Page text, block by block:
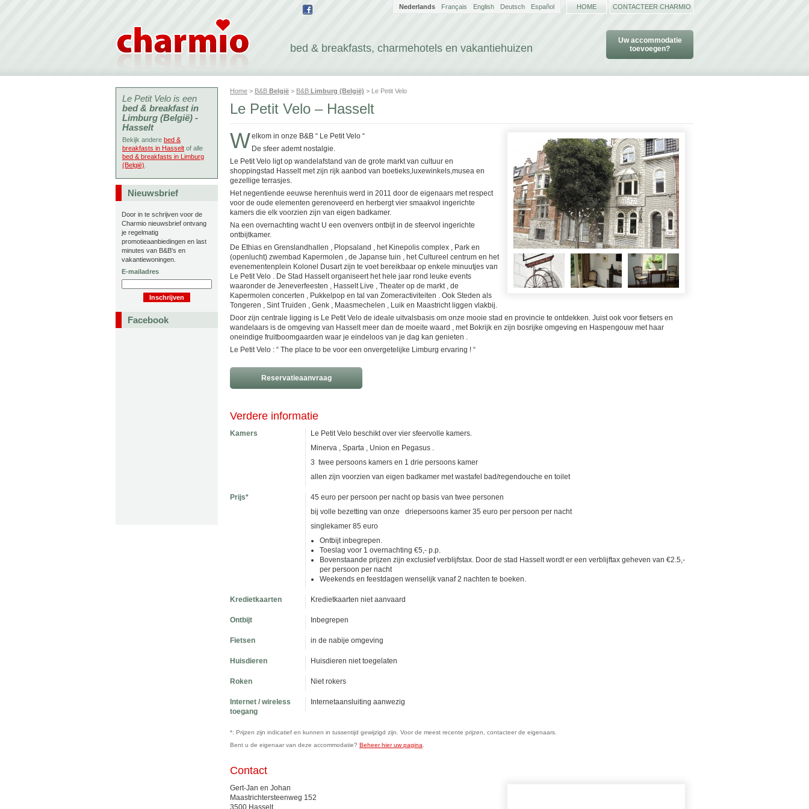
bed & breakfasts, charmehotels en vakantiehuizen
Uw accommodatie
toevoegen?
Nederlands Français English Deutsch Español HOME CONTACTEER CHARMIO
Home > B&B België > B&B Limburg (België) > Le Petit Velo
Le Petit Velo – Hasselt
Welkom in onze B&B “ Le Petit Velo “
De sfeer ademt nostalgie.
Le Petit Velo ligt op wandelafstand van de grote markt van cultuur en
shoppingstad Hasselt met zijn rijk aanbod van boetieks,luxewinkels,musea en
gezellige terrasjes.
Het negentiende eeuwse herenhuis werd in 2011 door de eigenaars met respect
voor de oude elementen gerenoveerd en herbergt vier smaakvol ingerichte
kamers die elk voorzien zijn van eigen badkamer.
Na een overnachting wacht U een ovenvers ontbijt in de sfeervol ingerichte
ontbijtkamer.
De Ethias en Grenslandhallen , Plopsaland , het Kinepolis complex , Park en
(openlucht) zwembad Kapermolen , de Japanse tuin , het Cultureel centrum en het
evenementenplein Kolonel Dusart zijn te voet bereikbaar op enkele minuutjes van
Le Petit Velo . De Stad Hasselt organiseert het hele jaar rond leuke events
waaronder de Jeneverfeesten , Hasselt Live , Theater op de markt , de
Kapermolen concerten , Pukkelpop en tal van Zomeractiviteiten . Ook Steden als
Tongeren , Sint Truiden , Genk , Maasmechelen , Luik en Maastricht liggen vlakbij.
Door zijn centrale ligging is Le Petit Velo de ideale uitvalsbasis om onze mooie stad en provincie te ontdekken. Juist ook voor fietsers en
wandelaars is de omgeving van Hasselt meer dan de moeite waard , met Bokrijk en zijn bosrijke omgeving en Haspengouw met haar
oneindige fruitboomgaarden waar je eindeloos van je dag kan genieten .
Le Petit Velo : “ The place to be voor een onvergetelijke Limburg ervaring ! “
Reservatieaanvraag
Verdere informatie
Kamers
Le Petit Velo beschikt over vier sfeervolle kamers.
Minerva , Sparta , Union en Pegasus .
3 twee persoons kamers en 1 drie persoons kamer
allen zijn voorzien van eigen badkamer met wastafel bad/regendouche en toilet
Prijs*
45 euro per persoon per nacht op basis van twee personen
bij volle bezetting van onze driepersoons kamer 35 euro per persoon per nacht
singlekamer 85 euro
Ontbijt inbegrepen.
Toeslag voor 1 overnachting €5,- p.p.
Bovenstaande prijzen zijn exclusief verblijfstax. Door de stad Hasselt wordt er een verblijftax geheven van €2.5,-
per persoon per nacht
Weekends en feestdagen wenselijk vanaf 2 nachten te boeken.
Kredietkaarten Kredietkaarten niet aanvaard
Ontbijt Inbegrepen
Fietsen in de nabije omgeving
Huisdieren Huisdieren niet toegelaten
Roken Niet rokers
Internet / wireless
toegang
Internetaansluiting aanwezig
*: Prijzen zijn indicatief en kunnen in tussentijd gewijzigd zijn. Voor de meest recente prijzen, contacteer de eigenaars.
Bent u de eigenaar van deze accommodatie? Beheer hier uw pagina
Contact
Gert-Jan en Johan
Maastrichtersteenweg 152
3500 Hasselt
Le Petit Velo is een
bed & breakfast in
Limburg (België) -
Hasselt
Bekijk andere bed &
breakfasts in Hasselt of alle
bed & breakfasts in Limburg
(België)
Nieuwsbrief
Door in te schrijven voor de
Charmio nieuwsbrief ontvang
je regelmatig
promotieaanbiedingen en last
minutes van B&B's en
vakantiewoningen.
E-mailadres
Facebook